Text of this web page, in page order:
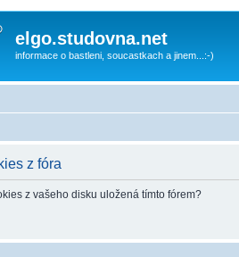
elgo.studovna.net
informace o bastleni, soucastkach a jinem...:-)
z fóra
z vašeho disku uložená tímto fórem?